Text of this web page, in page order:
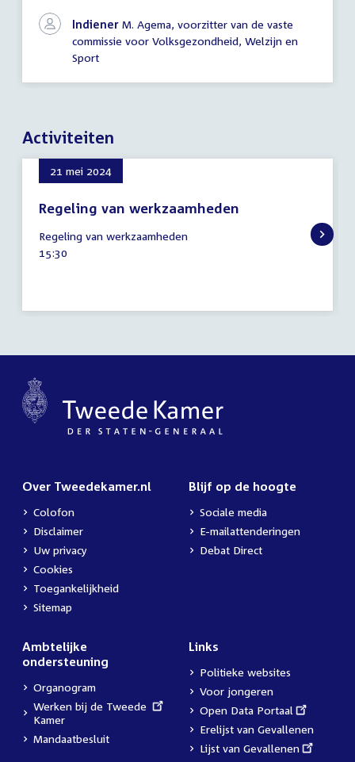
Indiener M. Agema, voorzitter van de vaste
commissie voor Volksgezondheid, Welzijn en
Sport
Activiteiten
21 mei 2024
Regeling van werkzaamheden
mei
2024
Regeling van werkzaamheden
Tijd
15:30
Over Tweedekamer.nl
Colofon
Disclaimer
Uw privacy
Cookies
Toegankelijkheid
Sitemap
Blijf op de hoogte
Sociale media
E-mailattenderingen
Debat Direct
Ambtelijke
ondersteuning
Organogram
External
link:
Werken bij de Tweede
Kamer
Mandaatbesluit
Links
Politieke websites
Voor jongeren
External
link:
Open Data Portaal
Erelijst van Gevallenen
External
Lijst van Gevallenen